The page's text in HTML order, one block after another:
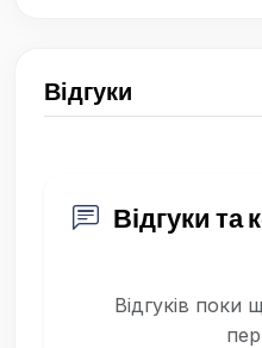
Відгуки
Відгуки та
Відгуків поки